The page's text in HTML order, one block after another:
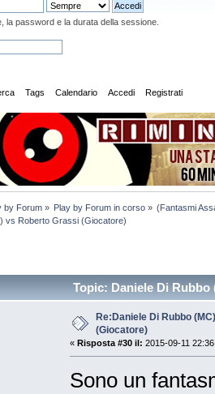
la password e la durata della sessione.
Tags Calendario Accedi Registrati
by Forum» Play by Forum in corso» (Fantasmi
vs Roberto Grassi (Giocatore)
Topic: Daniele Di
Re:Daniele Di Rubbo
(Giocatore)
« Risposta #30 il: 2015-09-11
Sono un